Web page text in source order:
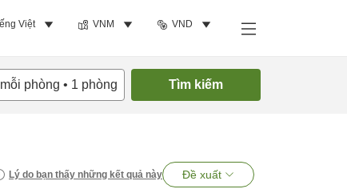
Việt VNM VND
phòng • 1 phòng Tìm kiếm
Lý do bạn thấy những kết quả này Đề xuất